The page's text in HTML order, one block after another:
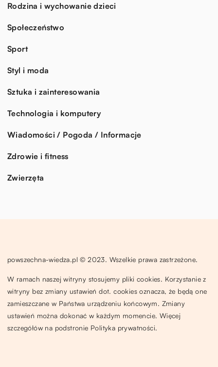
Rodzina i wychowanie dzieci
Społeczeństwo
Sport
Styl i moda
Sztuka i zainteresowania
Technologia i komputery
Wiadomości / Pogoda / Informacje
Zdrowie i fitness
Zwierzęta
powszechna-wiedza.pl © 2023. Wszelkie prawa zastrzeżone.
W ramach naszej witryny stosujemy pliki cookies. Korzystanie z
witryny bez zmiany ustawień dot. cookies oznacza, że będą one
zamieszczane w Państwa urządzeniu końcowym. Zmiany
ustawień można dokonać w każdym momencie. Więcej
szczegółów na podstronie Polityka prywatności.